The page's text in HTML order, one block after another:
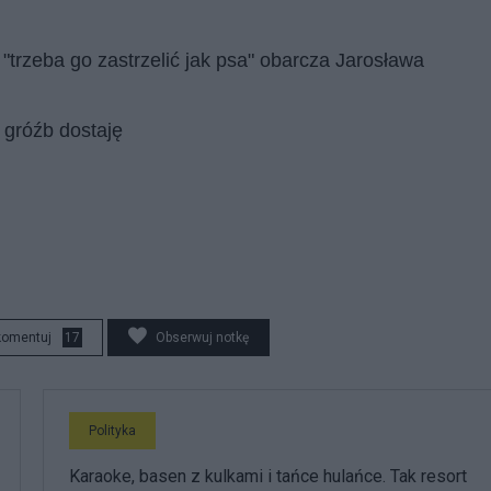
go zastrzelić jak psa" obarcza Jarosława
dostaję
17 Obserwuj notkę
Polityka
Karaoke, basen z kulkami i tańce hulańce. Tak resort